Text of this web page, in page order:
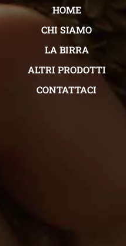
HOME
CHI SIAMO
LA BIRRA
ALTRI PRODOTTI
CONTATTACI